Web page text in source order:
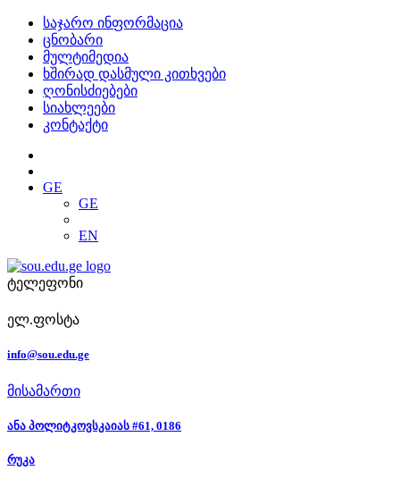
საჯარო ინფორმაცია
ცნობარი
მულტიმედია
ხშირად დასმული კითხვები
ღონისძიებები
სიახლეები
კონტაქტი
GE
GE
EN
ტელეფონი
ელ.ფოსტა
info@sou.edu.ge
მისამართი
ანა პოლიტკოვსკაიას #61, 0186
რუკა